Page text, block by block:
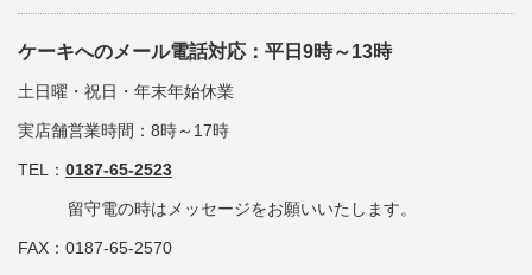
ケーキへのメール電話対応：平日9時～13時
土日曜・祝日・年末年始休業
実店舗営業時間：8時～17時
TEL： 0187-65-2523
留守電の時はメッセージをお願いいたします。
FAX：0187-65-2570